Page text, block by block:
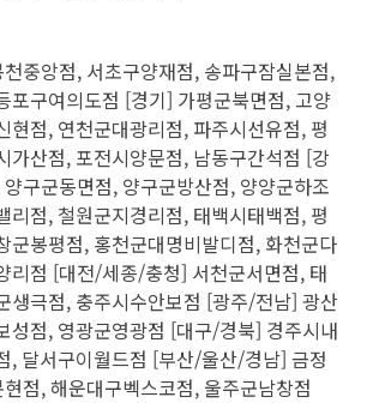
중앙점, 서초구양재점, 송파구잠실본점,
포구여의도점 [경기] 가평군북면점, 고양
현점, 연천군대광리점, 파주시선유점, 평
가산점, 포전시양문점, 남동구간석점 [강
구군동면점, 양구군방산점, 양양군하조
리점, 철원군지경리점, 태백시태백점, 평
군봉평점, 홍천군대명비발디점, 화천군다
리점 [대전/세종/충청] 서천군서면점, 태
생극점, 충주시수안보점 [광주/전남] 광산
성점, 영광군영광점 [대구/경북] 경주시내
, 달서구이월드점 [부산/울산/경남] 금정
점, 해운대구벡스코점, 울주군남창점